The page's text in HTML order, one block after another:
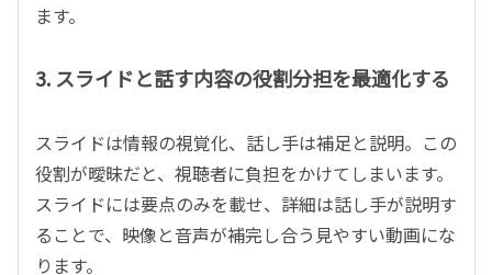
ます。
3.スライドと話す内容の役割分担を最適化する
スライドは情報の視覚化、話し手は補足と説明。この
役割が曖昧だと、視聴者に負担をかけてしまいます。
スライドには要点のみを載せ、詳細は話し手が説明す
ることで、映像と音声が補完し合う見やすい動画にな
ります。